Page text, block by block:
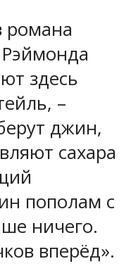
романа
здесь
–
джин,
сахара
пополам с
ничего.
вперёд».